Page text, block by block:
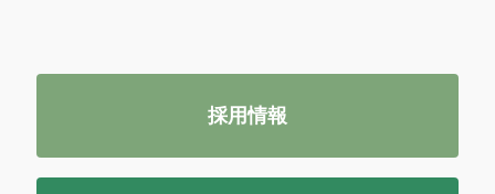
採用情報